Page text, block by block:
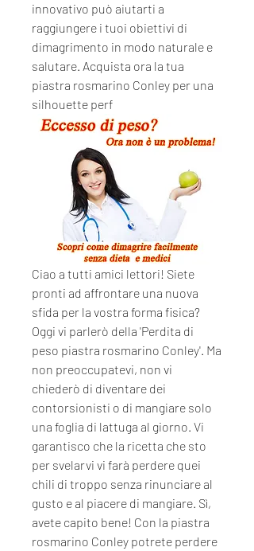
innovativo può aiutarti a
raggiungere i tuoi obiettivi di
dimagrimento in modo naturale e
salutare. Acquista ora la tua
piastra rosmarino Conley per una
silhouette perf
Ciao a tutti amici lettori! Siete
pronti ad affrontare una nuova
sfida per la vostra forma fisica?
Oggi vi parlerò della 'Perdita di
peso piastra rosmarino Conley'. Ma
non preoccupatevi, non vi
chiederò di diventare dei
contorsionisti o di mangiare solo
una foglia di lattuga al giorno. Vi
garantisco che la ricetta che sto
per svelarvi vi farà perdere quei
chili di troppo senza rinunciare al
gusto e al piacere di mangiare. Sì,
avete capito bene! Con la piastra
rosmarino Conley potrete perdere